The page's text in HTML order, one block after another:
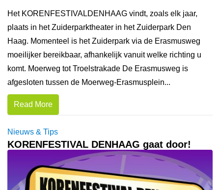
Het KORENFESTIVALDENHAAG vindt, zoals elk jaar,
plaats in het Zuiderparktheater in het Zuiderpark Den
Haag. Momenteel is het Zuiderpark via de Erasmusweg
moeilijker bereikbaar, afhankelijk vanuit welke richting u
komt. Moerweg tot Troelstrakade De Erasmusweg is
afgesloten tussen de Moerweg-Erasmusplein...
Read More
Nieuws & Tips
KORENFESTIVAL DENHAAG gaat door!